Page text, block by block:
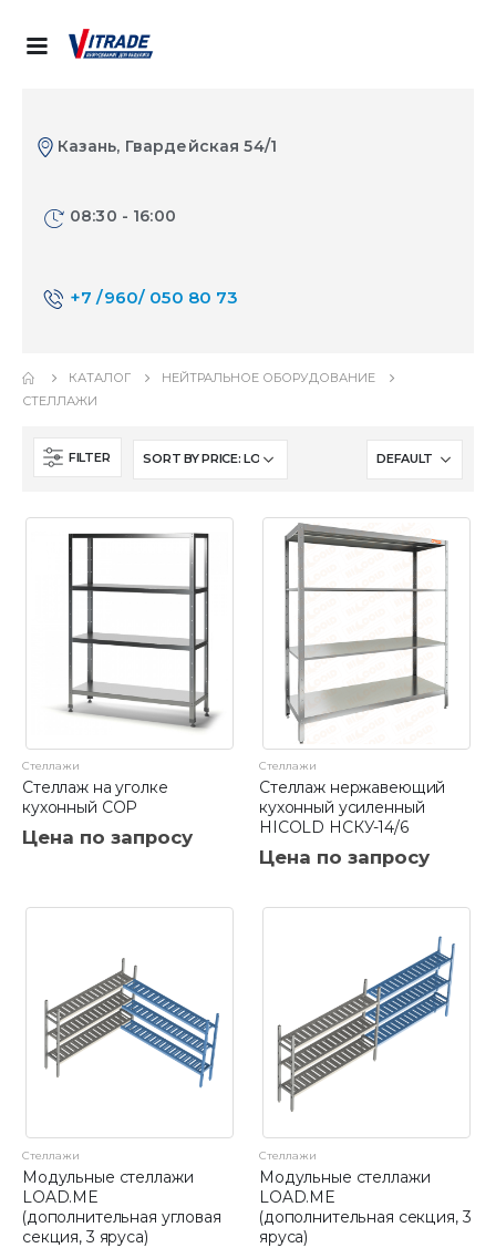
Казань, Гвардейская 54/1
08:30 - 16:00
+7 /960/ 050 80 73
КАТАЛОГ
НЕЙТРАЛЬНОЕ ОБОРУДОВАНИЕ
СТЕЛЛАЖИ
FILTER
Стеллажи
Стеллаж на уголке
кухонный СОР
Цена по запросу
Стеллажи
Стеллаж нержавеющий
кухонный усиленный
HICOLD НСКУ-14/6
Цена по запросу
Стеллажи
Модульные стеллажи
LOAD.ME
(дополнительная угловая
секция, 3 яруса)
Стеллажи
Модульные стеллажи
LOAD.ME
(дополнительная секция, 3
яруса)